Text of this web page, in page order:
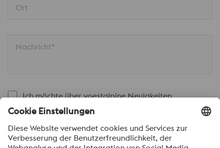
Ort
Nachricht*
Ich möchte über voestalpine Neuigkeiten
automatisch informiert werden.
SENDEN